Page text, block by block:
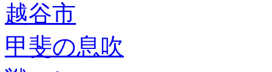
越谷市
甲斐の息吹